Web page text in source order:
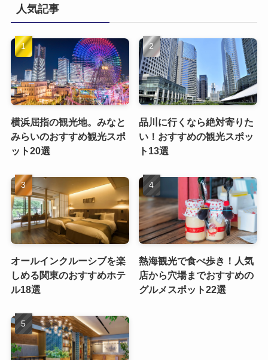
人気記事
横浜屈指の観光地。みなと
みらいのおすすめ観光スポ
ット20選
品川に行くなら絶対寄りた
い！おすすめの観光スポッ
ト13選
オールインクルーシブを楽
しめる関東のおすすめホテ
ル18選
熱海観光で食べ歩き！人気
店から穴場までおすすめの
グルメスポット22選